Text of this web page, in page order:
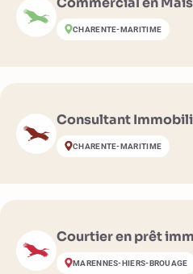
CHARENTE-MARITIME
Consultant
CHARENTE-MARITIME
Courtier en prêt
MARENNES-HIERS-BROUAGE